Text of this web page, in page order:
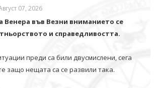
07, 2026
Венера във Везни вниманието се
и справедливостта.
преди са били двусмислени, сега
защо нещата са се развили така.